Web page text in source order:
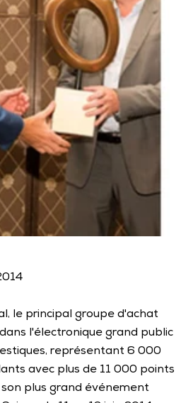
le principal groupe d'achat
l'électronique grand public
représentant 6 000
avec plus de 11 000 points
plus grand événement